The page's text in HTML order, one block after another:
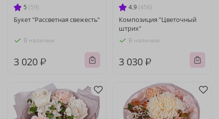
5 (59)
Букет "Рассветная свежесть"
В наличии
3 020 ₽
4.9 (456)
Композиция "Цветочный
штрих"
В наличии
3 030 ₽